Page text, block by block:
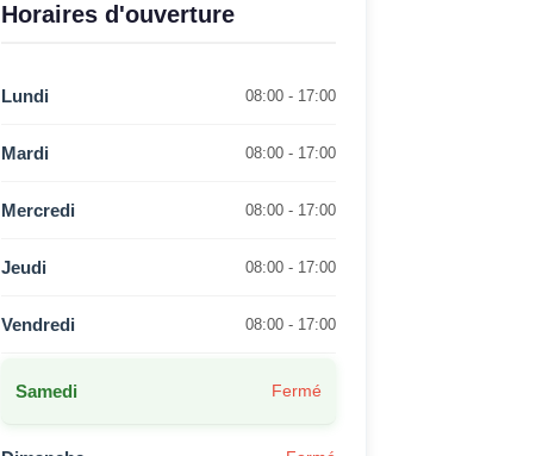
Horaires d'ouverture
Lundi 08:00 - 17:00
Mardi 08:00 - 17:00
Mercredi 08:00 - 17:00
Jeudi 08:00 - 17:00
Vendredi 08:00 - 17:00
Samedi Fermé